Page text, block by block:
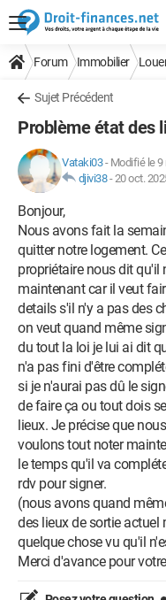
Forum Immobilier
Sujet Précédent
Problème état des
Vataki03- Modifié le 9
djivi38-20 oct.
Bonjour,
Nous avons fait la
quitter notre logement.
propriétaire nous dit qu'il
maintenant car il veut
details s'il n'y a pas des
on veut quand même
du tout la loi je lui ai dit
n'a pas fini d'être
si je n'aurai pas dû le
de faire ça ou tout dois
lieux. Je précise que
voulons tout noter
le temps qu'il va
rdv pour signer.
(nous avons quand
des lieux de sortie actuel
quelque chose vu qu'il
Merci d'avance pour